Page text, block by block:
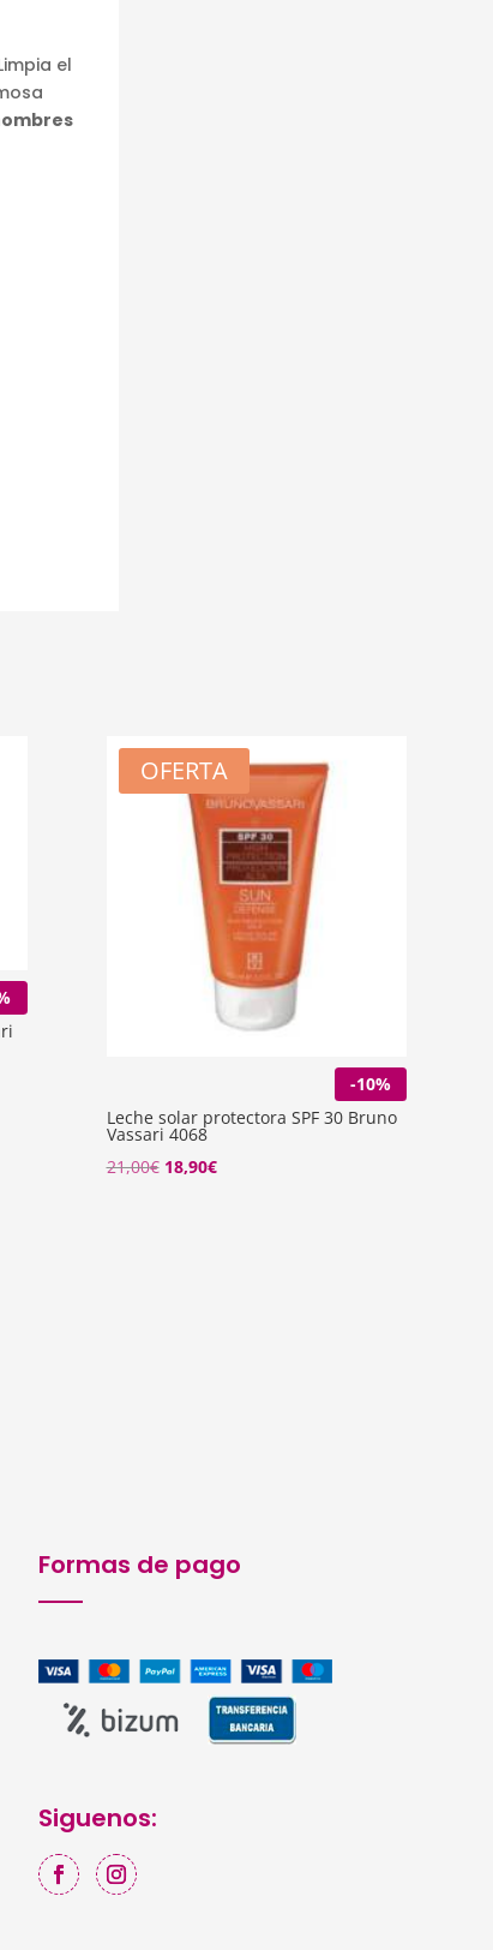
el
OFERTA
-10%
Leche solar protectora SPF 30 Bruno
Vassari 4068
21,00€ El
18,90€El
Formas de pago
Siguenos: